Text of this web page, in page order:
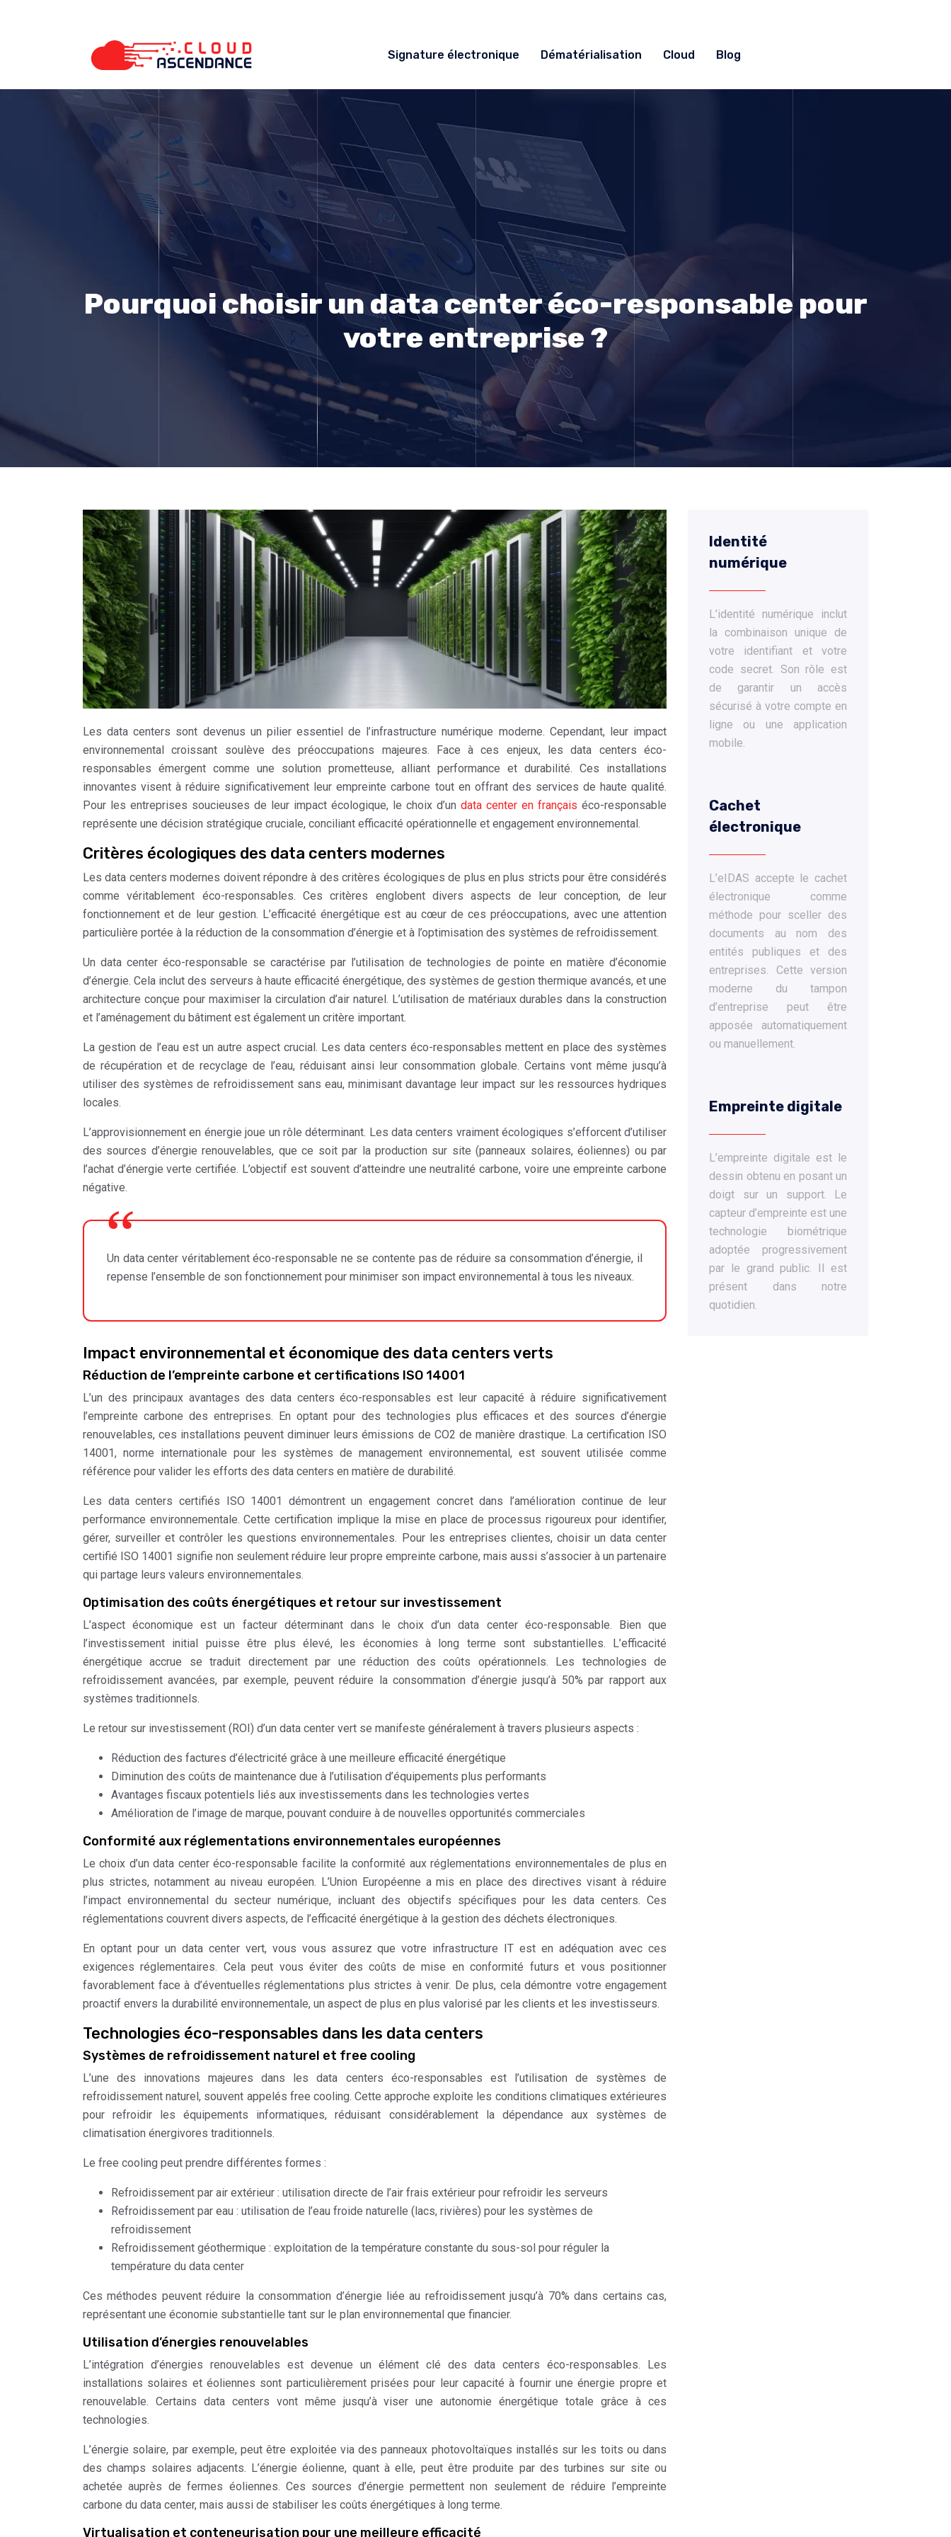
Signature électronique Dématérialisation Cloud Blog
Pourquoi choisir un data center éco-responsable pour
votre entreprise ?
Les data centers sont devenus un pilier essentiel de l’infrastructure numérique moderne. Cependant, leur impact
environnemental croissant soulève des préoccupations majeures. Face à ces enjeux, les data centers éco-
responsables émergent comme une solution prometteuse, alliant performance et durabilité. Ces installations
innovantes visent à réduire significativement leur empreinte carbone tout en offrant des services de haute qualité.
Pour les entreprises soucieuses de leur impact écologique, le choix d’un data center en français éco-responsable
représente une décision stratégique cruciale, conciliant efficacité opérationnelle et engagement environnemental.
Critères écologiques des data centers modernes
Les data centers modernes doivent répondre à des critères écologiques de plus en plus stricts pour être considérés
comme véritablement éco-responsables. Ces critères englobent divers aspects de leur conception, de leur
fonctionnement et de leur gestion. L’efficacité énergétique est au cœur de ces préoccupations, avec une attention
particulière portée à la réduction de la consommation d’énergie et à l’optimisation des systèmes de refroidissement.
Un data center éco-responsable se caractérise par l’utilisation de technologies de pointe en matière d’économie
d’énergie. Cela inclut des serveurs à haute efficacité énergétique, des systèmes de gestion thermique avancés, et une
architecture conçue pour maximiser la circulation d’air naturel. L’utilisation de matériaux durables dans la construction
et l’aménagement du bâtiment est également un critère important.
La gestion de l’eau est un autre aspect crucial. Les data centers éco-responsables mettent en place des systèmes
de récupération et de recyclage de l’eau, réduisant ainsi leur consommation globale. Certains vont même jusqu’à
utiliser des systèmes de refroidissement sans eau, minimisant davantage leur impact sur les ressources hydriques
locales.
L’approvisionnement en énergie joue un rôle déterminant. Les data centers vraiment écologiques s’efforcent d’utiliser
des sources d’énergie renouvelables, que ce soit par la production sur site (panneaux solaires, éoliennes) ou par
l’achat d’énergie verte certifiée. L’objectif est souvent d’atteindre une neutralité carbone, voire une empreinte carbone
négative.
Un data center véritablement éco-responsable ne se contente pas de réduire sa consommation d’énergie, il
repense l’ensemble de son fonctionnement pour minimiser son impact environnemental à tous les niveaux.
Impact environnemental et économique des data centers verts
Réduction de l’empreinte carbone et certifications ISO 14001
L’un des principaux avantages des data centers éco-responsables est leur capacité à réduire significativement
l’empreinte carbone des entreprises. En optant pour des technologies plus efficaces et des sources d’énergie
renouvelables, ces installations peuvent diminuer leurs émissions de CO2 de manière drastique. La certification ISO
14001, norme internationale pour les systèmes de management environnemental, est souvent utilisée comme
référence pour valider les efforts des data centers en matière de durabilité.
Les data centers certifiés ISO 14001 démontrent un engagement concret dans l’amélioration continue de leur
performance environnementale. Cette certification implique la mise en place de processus rigoureux pour identifier,
gérer, surveiller et contrôler les questions environnementales. Pour les entreprises clientes, choisir un data center
certifié ISO 14001 signifie non seulement réduire leur propre empreinte carbone, mais aussi s’associer à un partenaire
qui partage leurs valeurs environnementales.
Optimisation des coûts énergétiques et retour sur investissement
L’aspect économique est un facteur déterminant dans le choix d’un data center éco-responsable. Bien que
l’investissement initial puisse être plus élevé, les économies à long terme sont substantielles. L’efficacité
énergétique accrue se traduit directement par une réduction des coûts opérationnels. Les technologies de
refroidissement avancées, par exemple, peuvent réduire la consommation d’énergie jusqu’à 50% par rapport aux
systèmes traditionnels.
Le retour sur investissement (ROI) d’un data center vert se manifeste généralement à travers plusieurs aspects :
Réduction des factures d’électricité grâce à une meilleure efficacité énergétique
Diminution des coûts de maintenance due à l’utilisation d’équipements plus performants
Avantages fiscaux potentiels liés aux investissements dans les technologies vertes
Amélioration de l’image de marque, pouvant conduire à de nouvelles opportunités commerciales
Conformité aux réglementations environnementales européennes
Le choix d’un data center éco-responsable facilite la conformité aux réglementations environnementales de plus en
plus strictes, notamment au niveau européen. L’Union Européenne a mis en place des directives visant à réduire
l’impact environnemental du secteur numérique, incluant des objectifs spécifiques pour les data centers. Ces
réglementations couvrent divers aspects, de l’efficacité énergétique à la gestion des déchets électroniques.
En optant pour un data center vert, vous vous assurez que votre infrastructure IT est en adéquation avec ces
exigences réglementaires. Cela peut vous éviter des coûts de mise en conformité futurs et vous positionner
favorablement face à d’éventuelles réglementations plus strictes à venir. De plus, cela démontre votre engagement
proactif envers la durabilité environnementale, un aspect de plus en plus valorisé par les clients et les investisseurs.
Technologies éco-responsables dans les data centers
Systèmes de refroidissement naturel et free cooling
L’une des innovations majeures dans les data centers éco-responsables est l’utilisation de systèmes de
refroidissement naturel, souvent appelés free cooling. Cette approche exploite les conditions climatiques extérieures
pour refroidir les équipements informatiques, réduisant considérablement la dépendance aux systèmes de
climatisation énergivores traditionnels.
Le free cooling peut prendre différentes formes :
Refroidissement par air extérieur : utilisation directe de l’air frais extérieur pour refroidir les serveurs
Refroidissement par eau : utilisation de l’eau froide naturelle (lacs, rivières) pour les systèmes de
refroidissement
Refroidissement géothermique : exploitation de la température constante du sous-sol pour réguler la
température du data center
Ces méthodes peuvent réduire la consommation d’énergie liée au refroidissement jusqu’à 70% dans certains cas,
représentant une économie substantielle tant sur le plan environnemental que financier.
Utilisation d’énergies renouvelables
L’intégration d’énergies renouvelables est devenue un élément clé des data centers éco-responsables. Les
installations solaires et éoliennes sont particulièrement prisées pour leur capacité à fournir une énergie propre et
renouvelable. Certains data centers vont même jusqu’à viser une autonomie énergétique totale grâce à ces
technologies.
L’énergie solaire, par exemple, peut être exploitée via des panneaux photovoltaïques installés sur les toits ou dans
des champs solaires adjacents. L’énergie éolienne, quant à elle, peut être produite par des turbines sur site ou
achetée auprès de fermes éoliennes. Ces sources d’énergie permettent non seulement de réduire l’empreinte
carbone du data center, mais aussi de stabiliser les coûts énergétiques à long terme.
Virtualisation et conteneurisation pour une meilleure efficacité
Identité
numérique
L’identité numérique inclut
la combinaison unique de
votre identifiant et votre
code secret. Son rôle est
de garantir un accès
sécurisé à votre compte en
ligne ou une application
mobile.
Cachet
électronique
L’eIDAS accepte le cachet
électronique comme
méthode pour sceller des
documents au nom des
entités publiques et des
entreprises. Cette version
moderne du tampon
d’entreprise peut être
apposée automatiquement
ou manuellement.
Empreinte digitale
L’empreinte digitale est le
dessin obtenu en posant un
doigt sur un support. Le
capteur d’empreinte est une
technologie biométrique
adoptée progressivement
par le grand public. Il est
présent dans notre
quotidien.